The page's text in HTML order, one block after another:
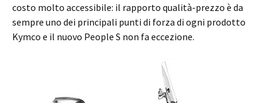
costo molto accessibile: il rapporto qualità-prezzo è da
sempre uno dei principali punti di forza di ogni prodotto
Kymco e il nuovo People S non fa eccezione.